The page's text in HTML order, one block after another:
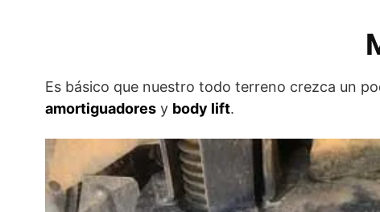
Es básico que nuestro todo terreno crezca un
amortiguadores y body lift.